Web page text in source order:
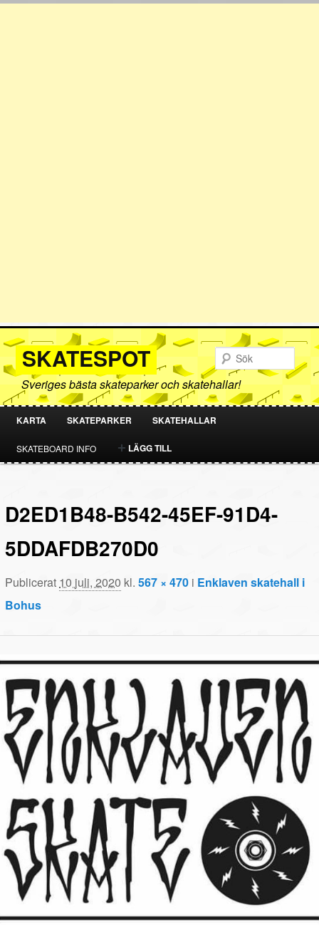
SKATESPOT
Sveriges bästa skateparker och skatehallar!
HOPPA
TILL
INNEHÅLL
HOPPA
TILL
INNEHÅLL
KARTA SKATEPARKER SKATEHALLAR
SKATEBOARD INFO LÄGG TILL
D2ED1B48-B542-45EF-91D4-
5DDAFDB270D0
Publicerat 10 juli, 2020 kl.567 × 470 i Enklaven skatehall i
Bohus